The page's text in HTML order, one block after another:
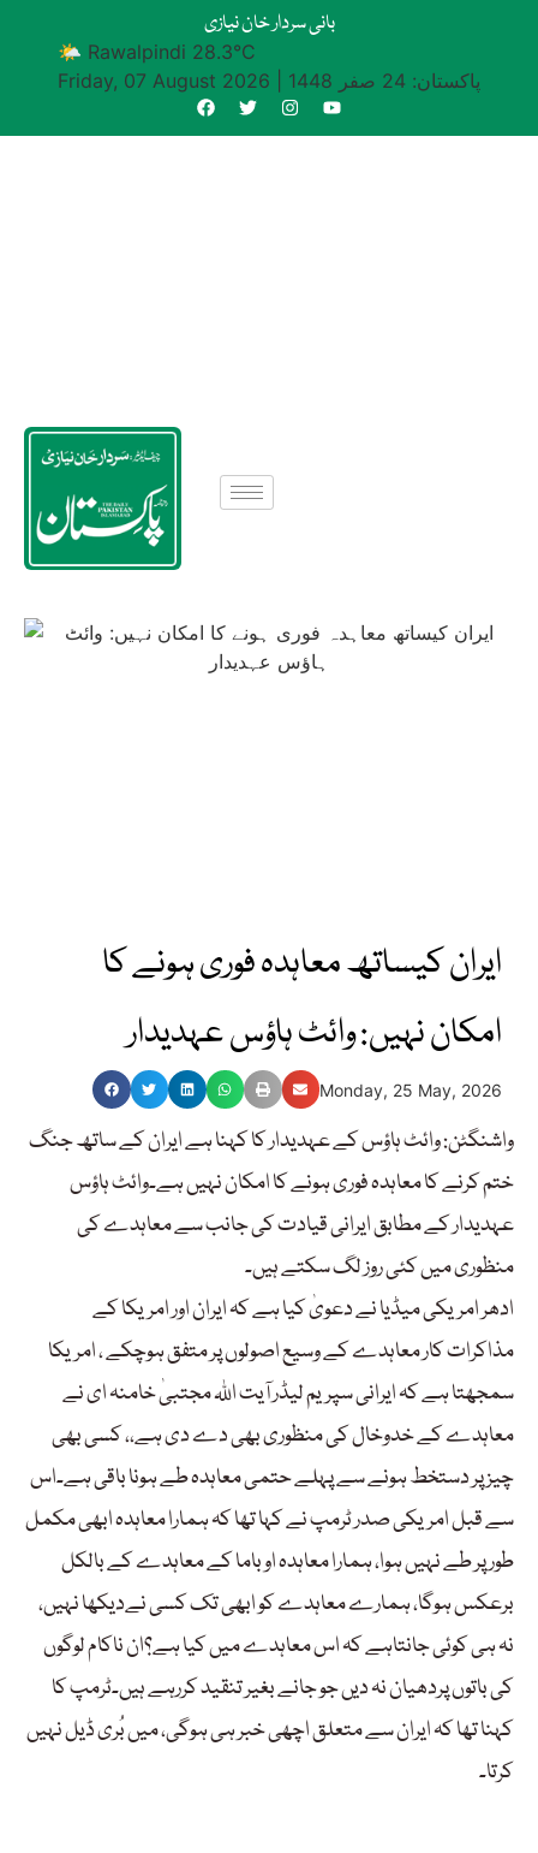
بانی سردار خان نیازی
🌤 Rawalpindi 28.3°C
Friday, 07 August 2026
پاکستان: 24 صفر 1448
ایران کیساتھ معاہدہ فوری ہونے کا
امکان نہیں: وائٹ ہاؤس عہدیدار
Monday, 25 May, 2026
واشنگٹن: وائٹ ہاؤس کے عہدیدار کا کہنا ہے ایران کے ساتھ جنگ
ختم کرنے کا معاہدہ فوری ہونے کا امکان نہیں ہے۔وائٹ ہاؤس
عہدیدار کے مطابق ایرانی قیادت کی جانب سے معاہدے کی
منظوری میں کئی روز لگ سکتے ہیں۔
ادھر امریکی میڈیا نے دعویٰ کیا ہے کہ ایران اور امریکا کے
مذاکرات کار معاہدے کے وسیع اصولوں پر متفق ہوچکے ، امریکا
سمجھتا ہے کہ ایرانی سپریم لیڈر آیت اللہ مجتبیٰ خامنہ ای نے
معاہدے کے خدوخال کی منظوری بھی دے دی ہے،، کسی بھی
چیز پر دستخط ہونے سے پہلے حتمی معاہدہ طے ہونا باقی ہے۔اس
سے قبل امریکی صدر ٹرمپ نے کہا تھا کہ ہمارا معاہدہ ابھی مکمل
طور پر طے نہیں ہوا، ہمارا معاہدہ اوباما کے معاہدے کے بالکل
برعکس ہوگا، ہمارے معاہدے کو ابھی تک کسی نےدیکھا نہیں،
نہ ہی کوئی جانتاہے کہ اس معاہدے میں کیا ہے؟ان ناکام لوگوں
کی باتوں پردھیان نہ دیں جو جانے بغیر تنقید کررہے ہیں۔ٹرمپ کا
کہنا تھا کہ ایران سے متعلق اچھی خبر ہی ہوگی، میں بُری ڈیل نہیں
کرتا۔